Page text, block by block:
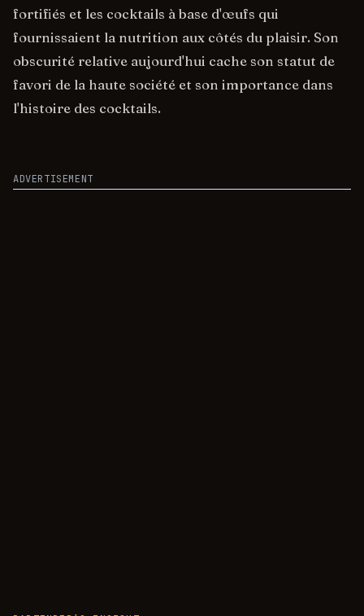
fortifiés et les cocktails à base d'œufs qui
fournissaient la nutrition aux côtés du plaisir. Son
obscurité relative aujourd'hui cache son statut de
favori de la haute société et son importance dans
l'histoire des cocktails.
ADVERTISEMENT